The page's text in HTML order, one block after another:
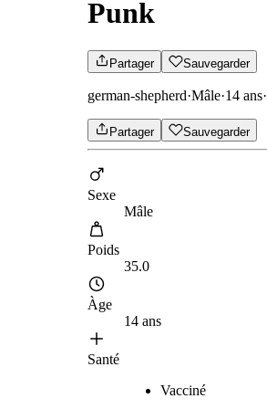
Punk
Partager Sauvegarder
german-shepherd·Mâle·14 ans·
Partager Sauvegarder
Sexe
Mâle
Poids
35.0
Àge
14 ans
Santé
Vacciné